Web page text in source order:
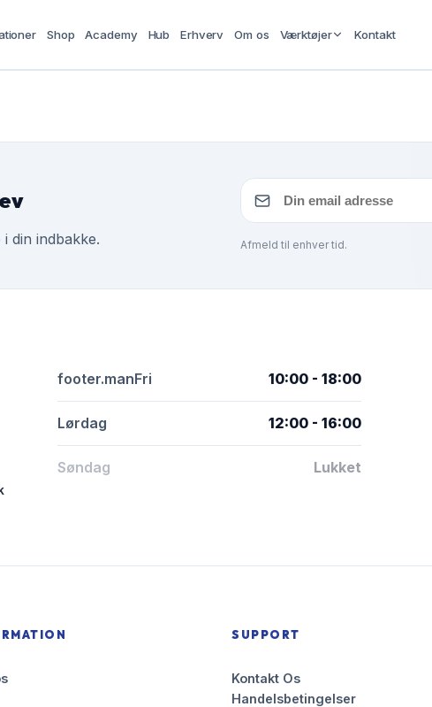
Shop Academy Hub Erhverv Om os Værktøjer Kontakt
din indbakke. Afmeld til enhver tid.
footer.manFri 10:00 - 18:00
Lørdag 12:00 - 16:00
Søndag Lukket
SUPPORT
Kontakt Os
Handelsbetingelser